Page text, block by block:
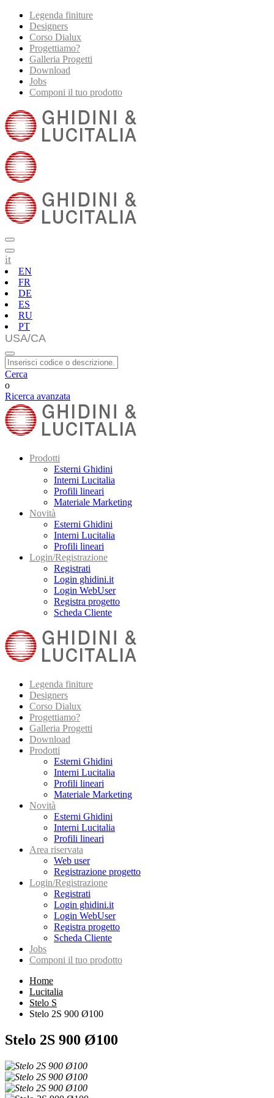
Legenda finiture
Designers
Corso Dialux
Progettiamo?
Galleria Progetti
Download
Jobs
Componi il tuo prodotto
it
EN
FR
DE
ES
RU
PT
Cerca
o
Ricerca avanzata
Prodotti
Esterni Ghidini
Interni Lucitalia
Profili lineari
Materiale Marketing
Novità
Esterni Ghidini
Interni Lucitalia
Profili lineari
Login/Registrazione
Registrati
Login ghidini.it
Login WebUser
Registra progetto
Scheda Cliente
Legenda finiture
Designers
Corso Dialux
Progettiamo?
Galleria Progetti
Download
Prodotti
Esterni Ghidini
Interni Lucitalia
Profili lineari
Materiale Marketing
Novità
Esterni Ghidini
Interni Lucitalia
Profili lineari
Area riservata
Web user
Registrazione progetto
Login/Registrazione
Registrati
Login ghidini.it
Login WebUser
Registra progetto
Scheda Cliente
Jobs
Componi il tuo prodotto
Home
Lucitalia
Stelo S
Stelo 2S 900 Ø100
Stelo 2S 900 Ø100